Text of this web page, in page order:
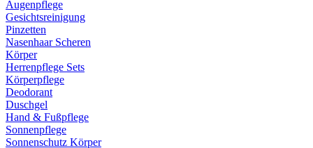
Augenpflege
Gesichtsreinigung
Pinzetten
Nasenhaar Scheren
Körper
Herrenpflege Sets
Körperpflege
Deodorant
Duschgel
Hand & Fußpflege
Sonnenpflege
Sonnenschutz Körper